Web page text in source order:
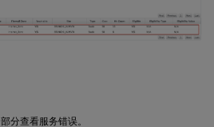
部分查看服务错误。